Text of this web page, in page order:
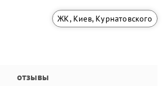
ЖК, Киев, Курнатовского
отзывы